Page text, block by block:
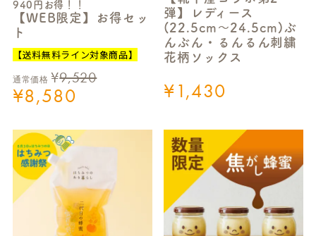
940円お得！！
【WEB限定】お得セッ
ト
【送料無料ライン対象商品】
通常価格 ¥9,520
¥8,580
弾】レディース
(22.5cm～24.5cm)ぶ
んぶん・るんるん刺繍
花柄ソックス
¥1,430